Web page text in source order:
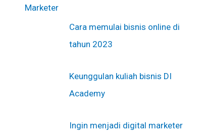
Marketer
Cara memulai bisnis online di
tahun 2023
Keunggulan kuliah bisnis DI
Academy
Ingin menjadi digital marketer